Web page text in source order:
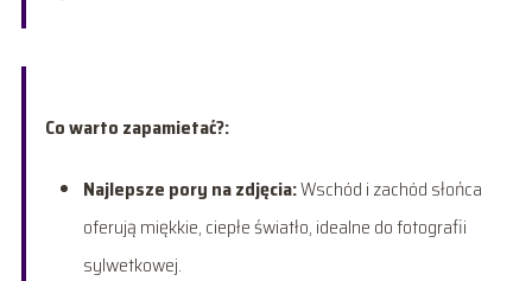
Co warto zapamietać?:
Najlepsze pory na zdjęcia:Wschód i zachód słońca
oferują miękkie, ciepłe światło, idealne do fotografii
sylwetkowej.